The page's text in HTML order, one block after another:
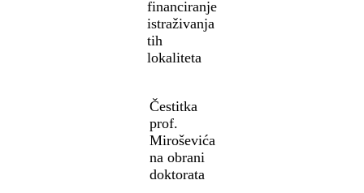
financiranje
istraživanja
tih
lokaliteta
Čestitka
prof.
Miroševića
na obrani
doktorata